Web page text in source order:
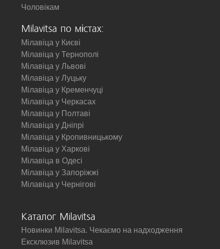
Чоловікам
Milavitsa по містах:
Мілавіца у Києві
Мілавіца у Тернополі
Мілавіца у Львові
Мілавіца у Луцьку
Мілавіца у Кременчуці
Мілавіца у Черкасах
Мілавіца у Полтаві
Мілавіца у Дніпрі
Мілавіца у Кропивницькому
Мілавіца у Харкові
Мілавіца в Одесі
Мілавіца у Запоріжжі
Мілавіца у Чернігові
Каталог Milavitsa
Новинки Milavitsa. Чекаємо на надходження
Ексклюзив Milavitsa